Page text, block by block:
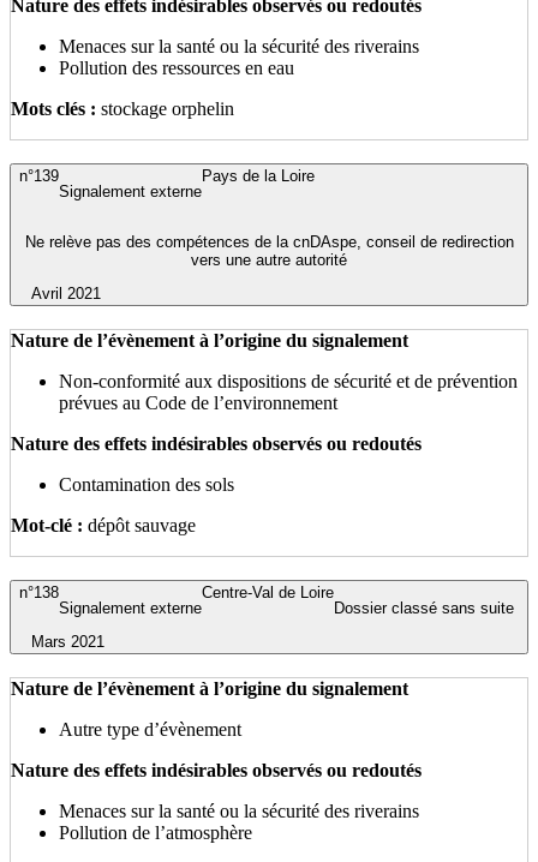
Nature des effets indésirables observés ou redoutés
Menaces sur la santé ou la sécurité des riverains
Pollution des ressources en eau
Mots clés : stockage orphelin
Avril 2021
Ne relève pas des compétences de la cnDAspe, conseil de redirection
vers une autre autorité
Pays de la Loire
Signalement externe
n°139
Nature de l’évènement à l’origine du signalement
Non-conformité aux dispositions de sécurité et de prévention
prévues au Code de l’environnement
Nature des effets indésirables observés ou redoutés
Contamination des sols
Mot-clé : dépôt sauvage
Mars 2021
Dossier classé sans suite
Centre-Val de Loire
Signalement externe
n°138
Nature de l’évènement à l’origine du signalement
Autre type d’évènement
Nature des effets indésirables observés ou redoutés
Menaces sur la santé ou la sécurité des riverains
Pollution de l’atmosphère